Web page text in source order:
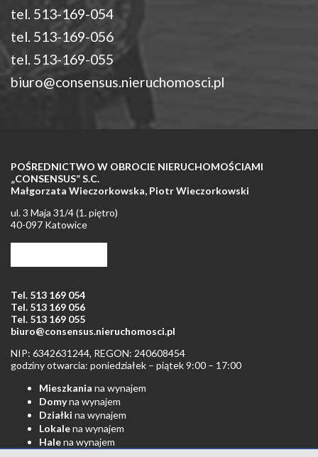
tel. 513-169-054
tel. 513-169-056
tel. 513-169-055
biuro@consensus.nieruchomosci.pl
POŚREDNICTWO W OBROCIE NIERUCHOMOŚCIAMI
„CONSENSUS” S.C.
Małgorzata Wieczorkowska, Piotr Wieczorkowski
ul. 3 Maja 31/4 (1. piętro)
40-097 Katowice
Tel. 513 169 054
Tel. 513 169 056
Tel. 513 169 055
biuro@consensus.nieruchomosci.pl
NIP: 6342631244, REGON: 240608454
godziny otwarcia: poniedziałek – piątek 9:00 – 17:00
Mieszkania na wynajem
Domyna wynajem
Działki na wynajem
Lokalena wynajem
Halena wynajem